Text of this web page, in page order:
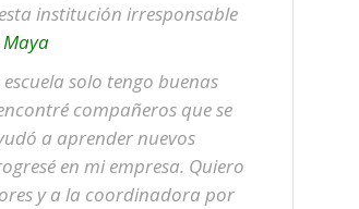
institución irresponsable
solo tengo buenas
compañeros que se
a aprender nuevos
en mi empresa. Quiero
y a la coordinadora por